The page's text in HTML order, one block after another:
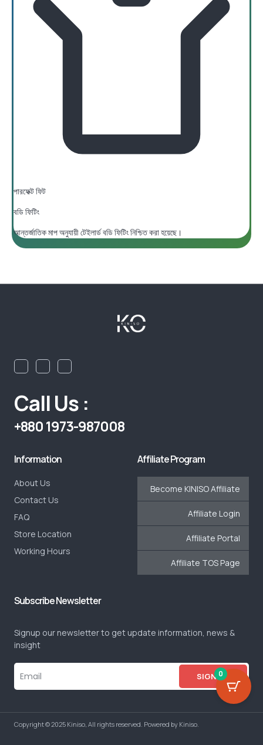
পারফেক্ট ফিট
বডি ফিটিং
আন্তর্জাতিক মাপ অনুযায়ী টেইলার্ড বডি ফিটিং নিশ্চিত করা হয়েছে।
Call Us :
+880 1973-987008
Information
About Us
Contact Us
FAQ
Store Location
Working Hours
Affiliate Program
Become KINISO Affiliate
Affiliate Login
Affiliate Portal
Affiliate TOS Page
Subscribe Newsletter
Signup our newsletter to get update information, news &
insight
SIGN UP
Copyright © 2025 Kiniso, All rights reserved. Powered by Kiniso.
0